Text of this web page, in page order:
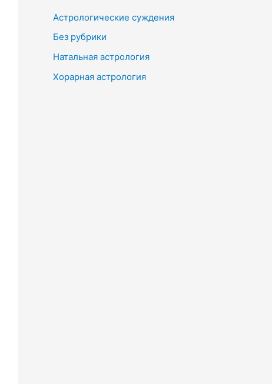
Астрологические суждения
Без рубрики
Натальная астрология
Хорарная астрология